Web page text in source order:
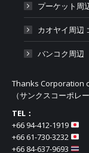
プーケット周
カオヤイ周辺
バンコク周辺
Thanks Corporation
（サンクスコーポレ
TEL：
+66 94-412-1919​
+66 61-730-3232
+66 84-637-9693